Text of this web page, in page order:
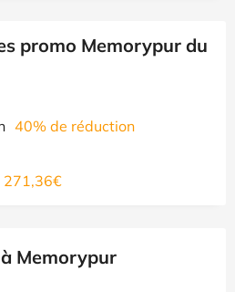
promo Memorypur du
40% de réduction
271,36€
Memorypur